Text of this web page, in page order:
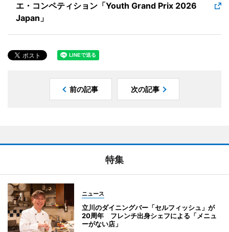
エ・コンペティション「Youth Grand Prix 2026
Japan」
前の記事 次の記事
特集
ニュース
立川のダイニングバー「セルフィッシュ」が
20周年 フレンチ出身シェフによる「メニュ
ーがない店」